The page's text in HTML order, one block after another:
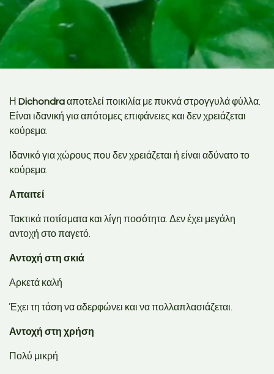
Η Dichondraαποτελεί ποικιλία με πυκνά στρογγυλά φύλλα.
Είναι ιδανική για απότομες επιφάνειες και δεν χρειάζεται
κούρεμα.
Ιδανικό για χώρους που δεν χρειάζεται ή είναι αδύνατο το
κούρεμα.
Απαιτεί
Τακτικά ποτίσματα και λίγη ποσότητα. Δεν έχει μεγάλη
αντοχή στο παγετό.
Αντοχή στη σκιά
Αρκετά καλή
Έχει τη τάση να αδερφώνει και να πολλαπλασιάζεται.
Αντοχή στη χρήση
Πολύ μικρή